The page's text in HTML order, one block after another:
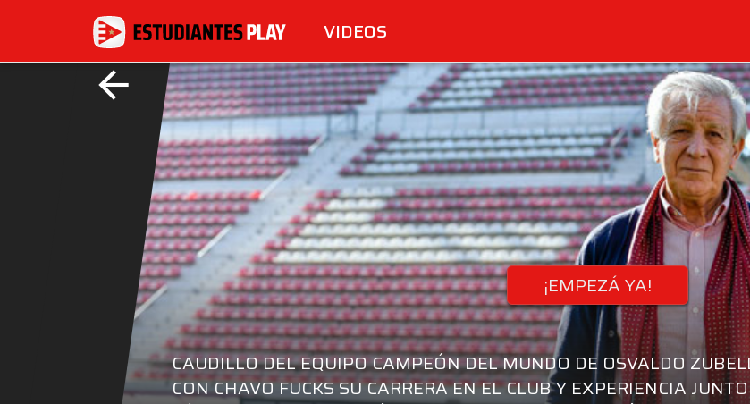
VIDEOS
arrow_back
CAUDILLO DEL EQUIPO CAMPEÓN DEL MUNDO DE OSVALDO
CON CHAVO FUCKS SU CARRERA EN EL CLUB Y EXPERIENCIA
¡EMPEZÁ YA!